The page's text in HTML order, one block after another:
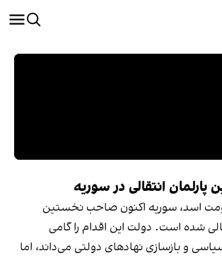
انتقالی در سوریه
اسد، سوریه اکنون صاحب نخستین
شده است. دولت این اقدام را گامی
و بازسازی نهادهای دولتی می‌داند، اما